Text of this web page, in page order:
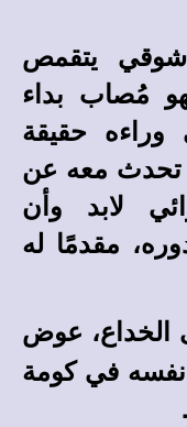
يتقمص
مُصاب بداء
وراءه حقيقة
تحدث معه عن
لابد وأن
مقدمًا له
الخداع، عوض
في كومة